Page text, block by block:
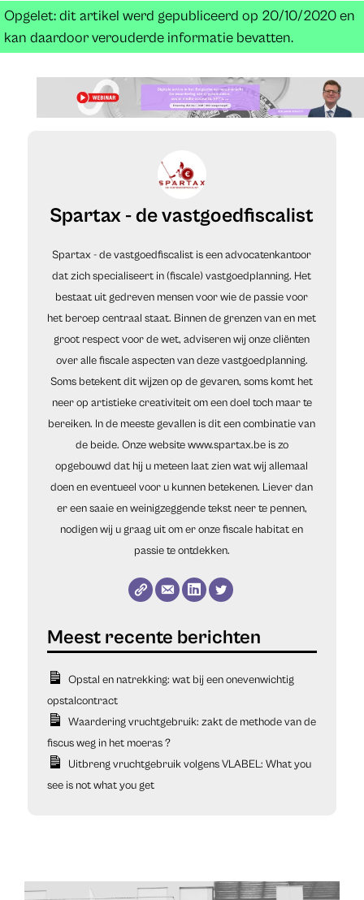
Opgelet: dit artikel werd gepubliceerd op 20/10/2020 en
kan daardoor verouderde informatie bevatten.
Spartax - de vastgoedfiscalist
Spartax - de vastgoedfiscalist is een advocatenkantoor
dat zich specialiseert in (fiscale) vastgoedplanning. Het
bestaat uit gedreven mensen voor wie de passie voor
het beroep centraal staat. Binnen de grenzen van en met
groot respect voor de wet, adviseren wij onze cliënten
over alle fiscale aspecten van deze vastgoedplanning.
Soms betekent dit wijzen op de gevaren, soms komt het
neer op artistieke creativiteit om een doel toch maar te
bereiken. In de meeste gevallen is dit een combinatie van
de beide. Onze website www.spartax.be is zo
opgebouwd dat hij u meteen laat zien wat wij allemaal
doen en eventueel voor u kunnen betekenen. Liever dan
er een saaie en weinigzeggende tekst neer te pennen,
nodigen wij u graag uit om er onze fiscale habitat en
passie te ontdekken.
Opstal en natrekking: wat bij een onevenwichtig
opstalcontract
Waardering vruchtgebruik: zakt de methode van de
fiscus weg in het moeras ?
Uitbreng vruchtgebruik volgens VLABEL: What you
see is not what you get